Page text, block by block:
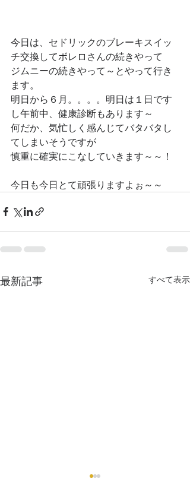
今日は、セドリックのブレーキスイッ
チ交換してボレロさんの続きやって
ジムニーの続きやって～とやって行き
ます。
明日から６月。。。。明日は１日です
し午前中、健康診断もあります～
何だか、気忙しく感んじてバタバタし
てしまいそうですが
慎重に確実にこなしていきます～～！
今日も今日とて頑張りますよぉ～～
最新記事 すべて表示